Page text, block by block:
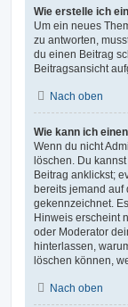
Wie erstelle ich
Um ein neues
zu antworten,
du einen Beitrag
Beitragsansicht
Nach oben
Wie kann ich
Wenn du nicht
löschen. Du
Beitrag anklickst;
bereits jemand auf
gekennzeichnet.
Hinweis erscheint
oder Moderator
hinterlassen,
löschen können,
Nach oben